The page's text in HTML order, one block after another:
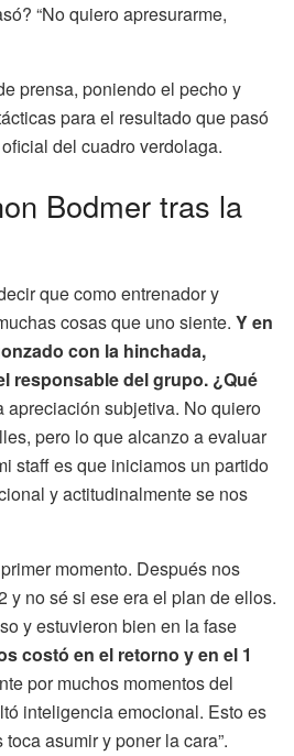
“No quiero apresurarme,
prensa, poniendo el pecho y
para el resultado que pasó
del cuadro verdolaga.
Bodmer tras la
que como entrenador y
cosas que uno siente. Y en
con la hinchada,
responsable del grupo. ¿Qué
apreciación subjetiva. No quiero
pero lo que alcanzo a evaluar
staff es que iniciamos un partido
y actitudinalmente se nos
momento. Después nos
y no sé si ese era el plan de ellos.
y estuvieron bien en la fase
costó en el retorno y en el 1
por muchos momentos del
inteligencia emocional. Esto es
asumir y poner la cara”.